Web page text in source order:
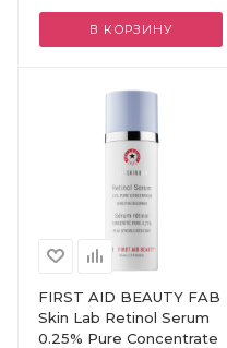
В КОРЗИНУ
FIRST AID BEAUTY FAB
Skin Lab Retinol Serum
0.25% Pure Concentrate